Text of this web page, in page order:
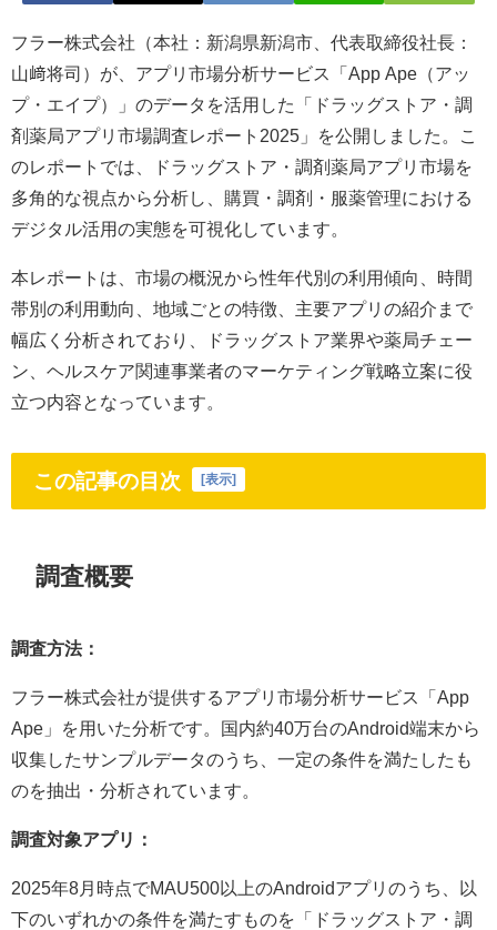
フラー株式会社（本社：新潟県新潟市、代表取締役社長：
山﨑将司）が、アプリ市場分析サービス「App Ape（アッ
プ・エイプ）」のデータを活用した「ドラッグストア・調
剤薬局アプリ市場調査レポート2025」を公開しました。こ
のレポートでは、ドラッグストア・調剤薬局アプリ市場を
多角的な視点から分析し、購買・調剤・服薬管理における
デジタル活用の実態を可視化しています。
本レポートは、市場の概況から性年代別の利用傾向、時間
帯別の利用動向、地域ごとの特徴、主要アプリの紹介まで
幅広く分析されており、ドラッグストア業界や薬局チェー
ン、ヘルスケア関連事業者のマーケティング戦略立案に役
立つ内容となっています。
この記事の目次 表示
調査概要
調査方法：
フラー株式会社が提供するアプリ市場分析サービス「App
Ape」を用いた分析です。国内約40万台のAndroid端末から
収集したサンプルデータのうち、一定の条件を満たしたも
のを抽出・分析されています。
調査対象アプリ：
2025年8月時点でMAU500以上のAndroidアプリのうち、以
下のいずれかの条件を満たすものを「ドラッグストア・調